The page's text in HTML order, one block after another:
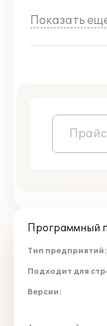
Показать
Программный
Тип предприятий:
Подходит для
Версии: